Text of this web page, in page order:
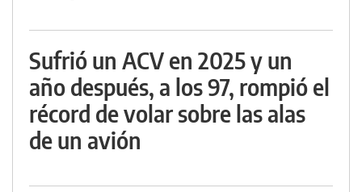
Sufrió un ACV en 2025 y un
año después, a los 97, rompió el
récord de volar sobre las alas
de un avión